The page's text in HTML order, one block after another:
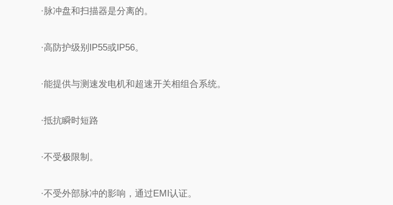
·脉冲盘和扫描器是分离的。
·高防护级别IP55或IP56。
·能提供与测速发电机和超速开关相组合系统。
·抵抗瞬时短路
·不受极限制。
·不受外部脉冲的影响，通过EMI认证。